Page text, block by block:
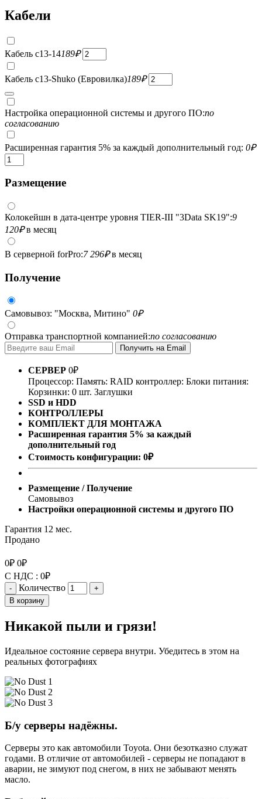
Кабели
Кабель c13-14189₽
Кабель c13-Shuko (Евровилка)189₽
Настройка операционной системы и другого ПО:по
согласованию
Расширенная гарантия 5% за каждый дополнительный год: 0₽
Размещение
Колокейшн в дата-центре уровня TIER-III "3Data SK19":9
120₽в месяц
В серверной forPro:7 296₽в месяц
Получение
Самовывоз: "Москва, Митино" 0₽
Отправка транспортной компанией:по согласованию
СЕРВЕР 0₽
Процессор: Память: RAID контроллер: Блоки питания:
Корзинки: 0 шт. Заглушки
SSD и HDD
КОНТРОЛЛЕРЫ
КОМПЛЕКТ ДЛЯ МОНТАЖА
Расширенная гарантия 5% за каждый
дополнительный год
Стоимость конфигурации: 0₽
Размещение / Получение
Самовывоз
Настройки операционной системы и другого ПО
Гарантия 12 мес.
Продано
0₽ 0₽
С НДС : 0₽
- Количество
+
В корзину
Никакой пыли и грязи!
Идеальное состояние сервера внутри. Убедитесь в этом на
реальных фотографиях
Б/у серверы надёжны.
Серверы это как автомобили Toyota. Они безотказно служат
годами. В отличие от автомобилей - серверы не попадают в
аварии, не зимуют под снегом, в них не забывают менять
масло.